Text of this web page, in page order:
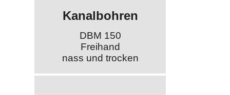
Kanalbohren
DBM 150
Freihand
nass und trocken